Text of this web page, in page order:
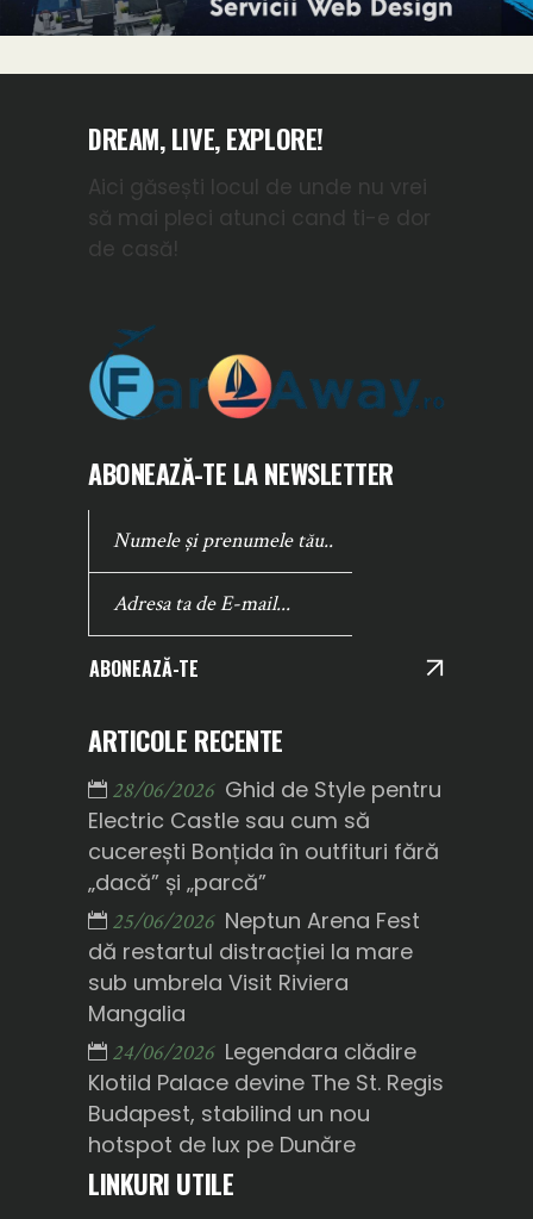
DREAM, LIVE, EXPLORE!
Aici găsești locul de unde nu vrei
să mai pleci atunci cand ti-e dor
de casă!
ABONEAZĂ-TE LA NEWSLETTER
ABONEAZĂ-TE
ARTICOLE RECENTE
28/06/2026 Ghid de Style pentru
Electric Castle sau cum să
cucerești Bonțida în outfituri fără
„dacă” și „parcă”
25/06/2026 Neptun Arena Fest
dă restartul distracției la mare
sub umbrela Visit Riviera
Mangalia
24/06/2026 Legendara clădire
Klotild Palace devine The St. Regis
Budapest, stabilind un nou
hotspot de lux pe Dunăre
LINKURI UTILE